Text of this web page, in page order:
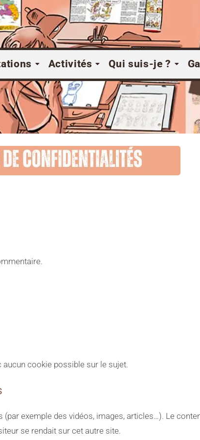
Activités Qui suis-je ?
cookie possible sur le sujet.
exemple des vidéos, images, articles…). Le
se rendait sur cet autre site.